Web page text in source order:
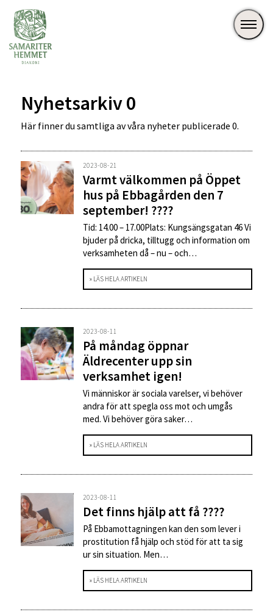
Nyhetsarkiv 0
Här finner du samtliga av våra nyheter publicerade 0.
2023-08-21
Varmt välkommen på Öppet
hus på Ebbagården den 7
september! ????
Tid: 14.00 – 17.00Plats: Kungsängsgatan 46 Vi
bjuder på dricka, tilltugg och information om
verksamheten då – nu – och…
» LÄS HELA ARTIKELN
2023-08-11
På måndag öppnar
Äldrecenter upp sin
verksamhet igen!
Vi människor är sociala varelser, vi behöver
andra för att spegla oss mot och umgås
med. Vi behöver göra saker…
» LÄS HELA ARTIKELN
2023-08-11
Det finns hjälp att få ????
På Ebbamottagningen kan den som lever i
prostitution få hjälp och stöd för att ta sig
ur sin situation. Men…
» LÄS HELA ARTIKELN